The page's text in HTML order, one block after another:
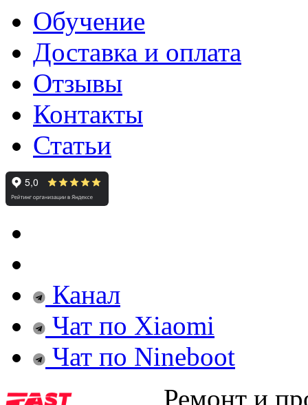
Обучение
Доставка и оплата
Отзывы
Контакты
Статьи
Канал
Чат по Xiaomi
Чат по Nineboot
Ремонт и